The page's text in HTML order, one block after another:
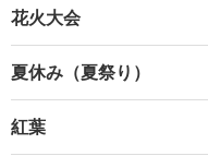
花火大会
夏休み（夏祭り）
紅葉